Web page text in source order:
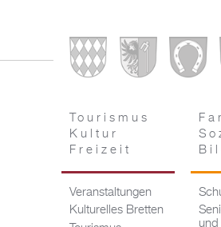
Tourismus
Kultur
Freizeit
Veranstaltungen
Kulturelles Bretten
und